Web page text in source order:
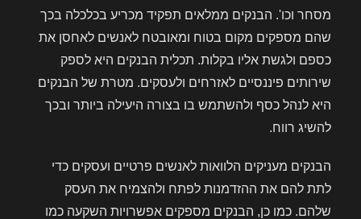
מסחר וכו'. הבנקים ממלאים תפקיד מכריע בכלכלה בכך
שהם מספקים מקום בטוח ומאובטח לאנשים לאחסן את
כספם ולגשת אליו בקלות. תכלית הבנקים היא לספק
שירותים פיננסיים לאזרחים ולעסקים. מטרת של הבנקים
היא לנהל כסף ולהשתמש בו בצורה היעילה ביותר ובכך
להשיג רווח.
הבנקים מעניקים הלוואות לאנשים פרטיים ועסקים כדי
לתת להם את ההזדמנות לפתח ולהצמיח את העסק
שלהם. כמו כן, הבנקים מספקים אפשרויות השקעה כמו